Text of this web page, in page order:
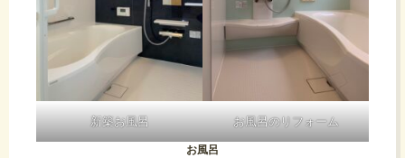
新築お風呂 お風呂のリフォーム
お風呂